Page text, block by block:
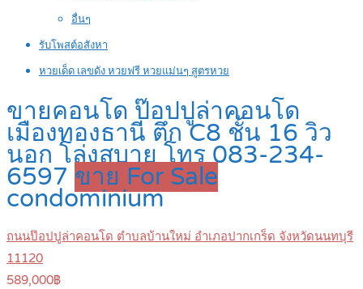
อื่นๆ
รับโพสต์อสังหา
หวยเด็ด เลขดัง หวยฟรี หวยแม่นๆ สูตรหวย
ขายคอนโด ป๊อปปูล่าคอนโด
เมืองทองธานี ตึก C8 ชั้น 16 วิว
นอก โล่งสบาย โทร 083-234-
6597 ขาย For Sale
condominium
ถนนป๊อปปูล่าคอนโด ตำบลบ้านใหม่ อำเภอปากเกร็ด จังหวัดนนทบุรี
11120
589,000฿